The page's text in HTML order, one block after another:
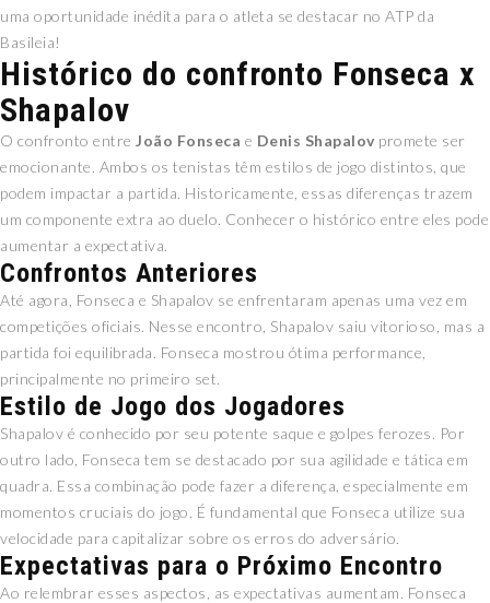
uma oportunidade inédita para o atleta se destacar no ATP da
Basileia!
Histórico do confronto Fonseca x
Shapalov
O confronto entre João Fonseca e Denis Shapalov promete ser
emocionante. Ambos os tenistas têm estilos de jogo distintos, que
podem impactar a partida. Historicamente, essas diferenças trazem
um componente extra ao duelo. Conhecer o histórico entre eles pode
aumentar a expectativa.
Confrontos Anteriores
Até agora, Fonseca e Shapalov se enfrentaram apenas uma vez em
competições oficiais. Nesse encontro, Shapalov saiu vitorioso, mas a
partida foi equilibrada. Fonseca mostrou ótima performance,
principalmente no primeiro set.
Estilo de Jogo dos Jogadores
Shapalov é conhecido por seu potente saque e golpes ferozes. Por
outro lado, Fonseca tem se destacado por sua agilidade e tática em
quadra. Essa combinação pode fazer a diferença, especialmente em
momentos cruciais do jogo. É fundamental que Fonseca utilize sua
velocidade para capitalizar sobre os erros do adversário.
Expectativas para o Próximo Encontro
Ao relembrar esses aspectos, as expectativas aumentam. Fonseca